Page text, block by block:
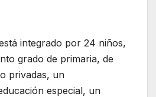
integrado por 24 niños,
grado de primaria, de
privadas, un
especial, un